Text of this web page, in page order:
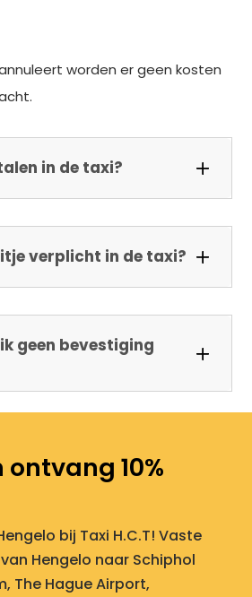
worden er geen kosten
in de taxi?
verplicht in de taxi?
geen bevestiging
ontvang 10%
bij Taxi H.C.T! Vaste
Hengelo naar Schiphol
The Hague Airport,